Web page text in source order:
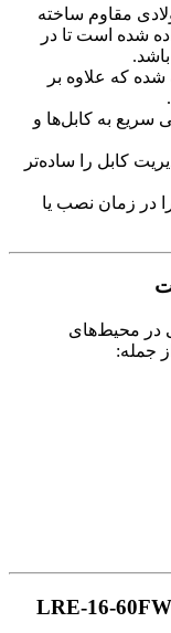
از ورق فولادی مقاوم ساخته
شده است تا در
که علاوه بر
به کابل‌ها و
کابل را ساده‌تر
در زمان نصب یا
در محیط‌های
جمله: